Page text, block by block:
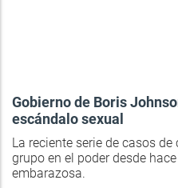
Gobierno de Boris
escándalo sexual
La reciente serie de casos
grupo en el poder desde
embarazosa.